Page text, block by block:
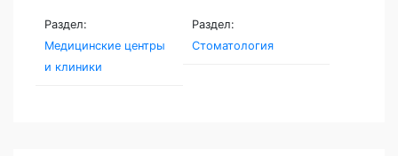
Раздел:
Медицинские центры
и клиники
Раздел:
Стоматология